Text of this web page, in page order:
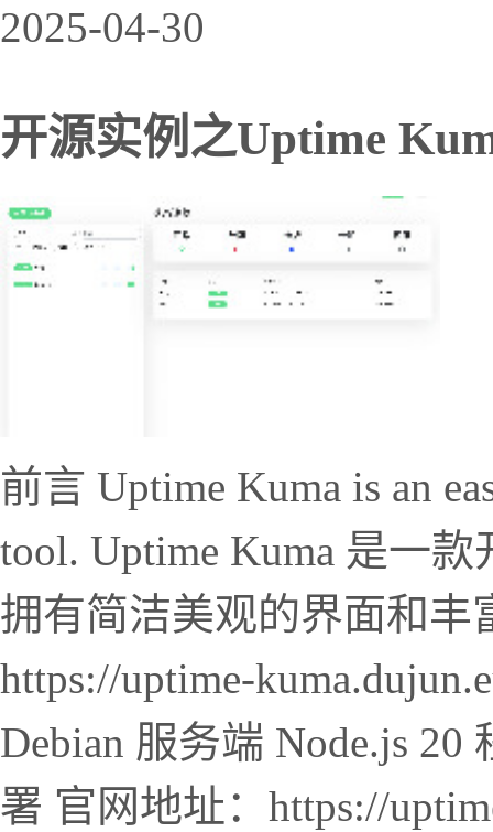
2025-04-30
开源实例之Uptime
前言 Uptime Kuma is an
tool. Uptime Kuma 是一
拥有简洁美观的界面和丰
https://uptime-
Debian 服务端 Node.js 20
署 官网地址：https://